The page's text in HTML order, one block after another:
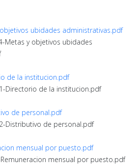
ubidades administrativas.pdf
Metas y objetivos ubidades
de la institucion.pdf
Directorio de la institucion.pdf
de personal.pdf
Distributivo de personal.pdf
mensual por puesto.pdf
Remuneracion mensual por puesto.pdf